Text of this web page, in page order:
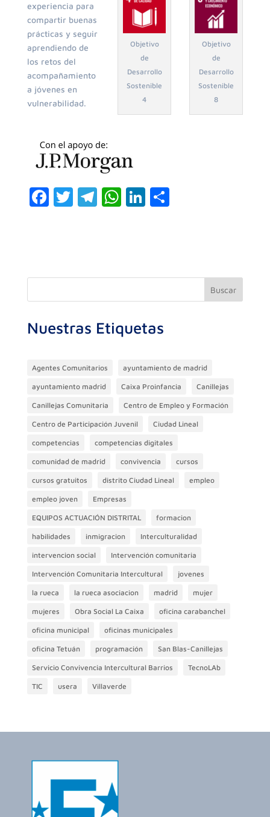
Objetivo
de
Desarrollo
Sostenible
8
Objetivo
de
Desarrollo
Sostenible
4
experiencia para
compartir buenas
prácticas y seguir
aprendiendo de
los retos del
acompañamiento
a jóvenes en
vulnerabilidad.
F
b
k
T
T
a
W
A
Li
dI ar
Buscar
Nuestras Etiquetas
Agentes Comunitarios ayuntamiento de madrid
ayuntamiento madrid Caixa Proinfancia Canillejas
Canillejas Comunitaria Centro de Empleo y Formación
Centro de Participación Juvenil Ciudad Lineal
competencias competencias digitales
comunidad de madrid convivencia cursos
cursos gratuitos distrito Ciudad Lineal empleo
empleo joven Empresas
EQUIPOS ACTUACIÓN DISTRITAL formacion
habilidades inmigracion Interculturalidad
intervencion social Intervención comunitaria
Intervención Comunitaria Intercultural jovenes
la rueca la rueca asociacion madrid mujer
mujeres Obra Social La Caixa oficina carabanchel
oficina municipal oficinas municipales
oficina Tetuán programación San Blas-Canillejas
Servicio Convivencia Intercultural Barrios TecnoLAb
TIC usera Villaverde